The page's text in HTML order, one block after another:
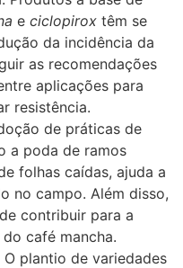
e ciclopirox têm se
da incidência da
as recomendações
aplicações para
resistência.
de práticas de
a poda de ramos
folhas caídas, ajuda a
no campo. Além disso,
contribuir para a
café mancha.
O plantio de variedades